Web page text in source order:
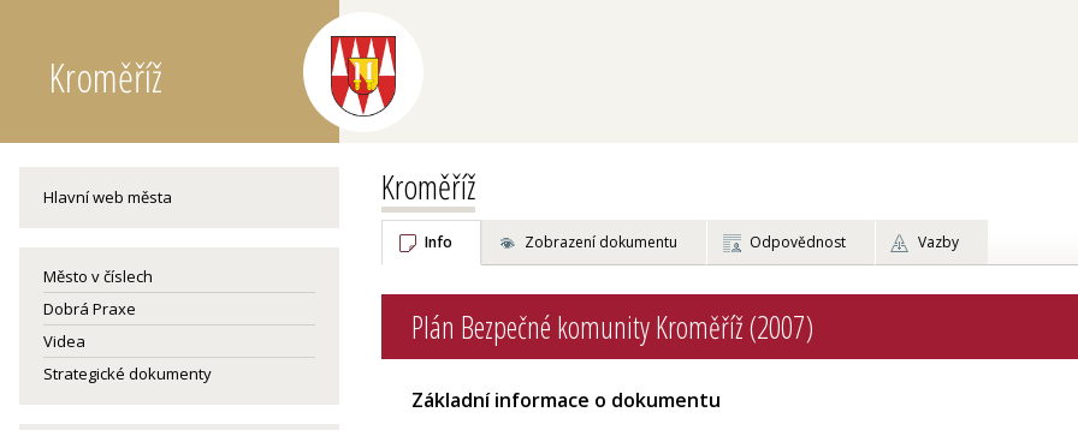
Kroměříž
Hlavní web města
Město v číslech
Dobrá Praxe
Videa
Strategické dokumenty
Kroměříž
Info Zobrazení dokumentu Odpovědnost Vazby
Plán Bezpečné komunity Kroměříž (2007)
Základní informace o dokumentu